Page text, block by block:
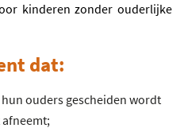
kinderen zonder ouderlijke
dat:
ouders gescheiden wordt